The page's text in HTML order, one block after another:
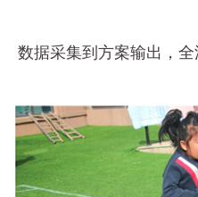
数据采集到方案输出，